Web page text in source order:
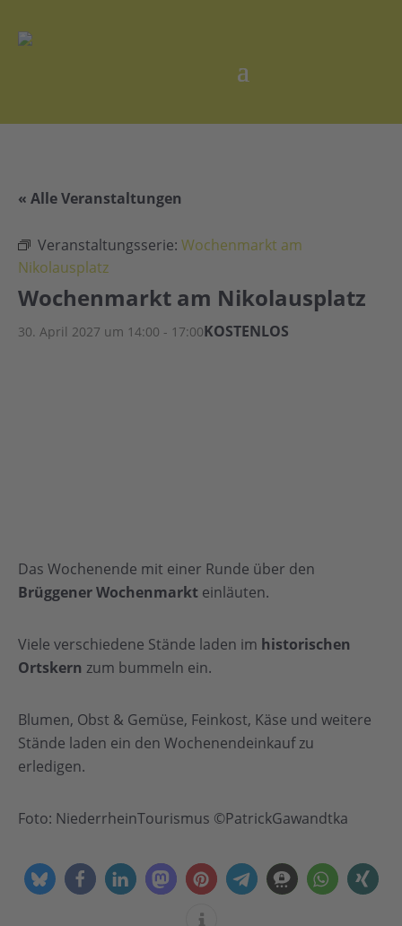
« Alle Veranstaltungen
Veranstaltungsserie: Wochenmarkt am
Nikolausplatz
Wochenmarkt am Nikolausplatz
30. April 2027 um 14:00 - 17:00KOSTENLOS
Das Wochenende mit einer Runde über den
Brüggener Wochenmarkt einläuten.
Viele verschiedene Stände laden im historischen
Ortskern zum bummeln ein.
Blumen, Obst & Gemüse, Feinkost, Käse und weitere
Stände laden ein den Wochenendeinkauf zu
erledigen.
Foto: NiederrheinTourismus ©PatrickGawandtka